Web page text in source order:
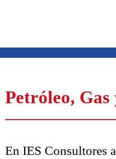
Petróleo,
En IES Consultores